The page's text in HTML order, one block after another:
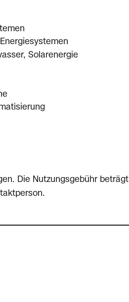
Solarenergie
Die Nutzungsgebühr beträgt